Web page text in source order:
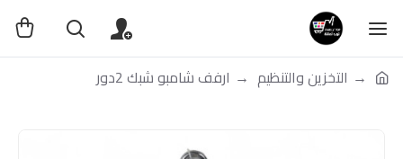
التخزين والتنظيم ارفف شامبو شبك 2دور